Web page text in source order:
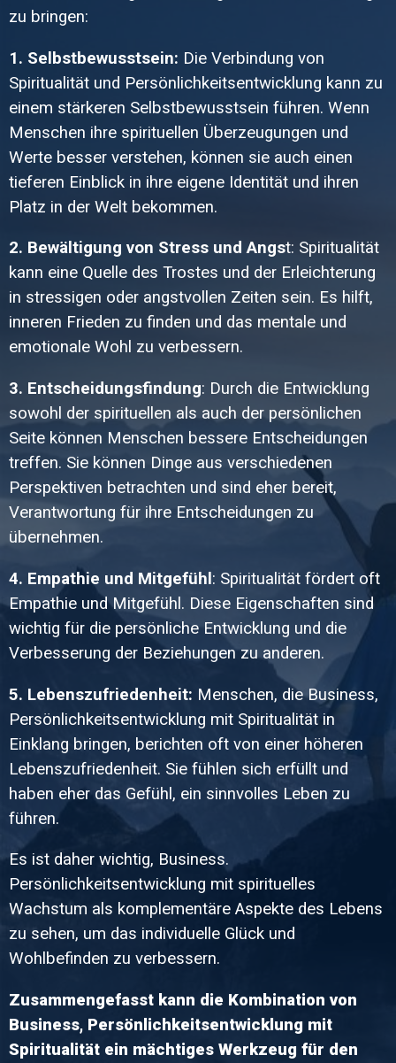
zu bringen:
1. Selbstbewusstsein: Die Verbindung von
Spiritualität und Persönlichkeitsentwicklung kann zu
einem stärkeren Selbstbewusstsein führen. Wenn
Menschen ihre spirituellen Überzeugungen und
Werte besser verstehen, können sie auch einen
tieferen Einblick in ihre eigene Identität und ihren
Platz in der Welt bekommen.
2. Bewältigung von Stress und Angst: Spiritualität
kann eine Quelle des Trostes und der Erleichterung
in stressigen oder angstvollen Zeiten sein. Es hilft,
inneren Frieden zu finden und das mentale und
emotionale Wohl zu verbessern.
3. Entscheidungsfindung: Durch die Entwicklung
sowohl der spirituellen als auch der persönlichen
Seite können Menschen bessere Entscheidungen
treffen. Sie können Dinge aus verschiedenen
Perspektiven betrachten und sind eher bereit,
Verantwortung für ihre Entscheidungen zu
übernehmen.
4. Empathie und Mitgefühl : Spiritualität fördert oft
Empathie und Mitgefühl. Diese Eigenschaften sind
wichtig für die persönliche Entwicklung und die
Verbesserung der Beziehungen zu anderen.
5. Lebenszufriedenheit: Menschen, die Business,
Persönlichkeitsentwicklung mit Spiritualität in
Einklang bringen, berichten oft von einer höheren
Lebenszufriedenheit. Sie fühlen sich erfüllt und
haben eher das Gefühl, ein sinnvolles Leben zu
führen.
Es ist daher wichtig, Business.
Persönlichkeitsentwicklung mit spirituelles
Wachstum als komplementäre Aspekte des Lebens
zu sehen, um das individuelle Glück und
Wohlbefinden zu verbessern.
Zusammengefasst kann die Kombination von
Business, Persönlichkeitsentwicklung mit
Spiritualität ein mächtiges Werkzeug für den